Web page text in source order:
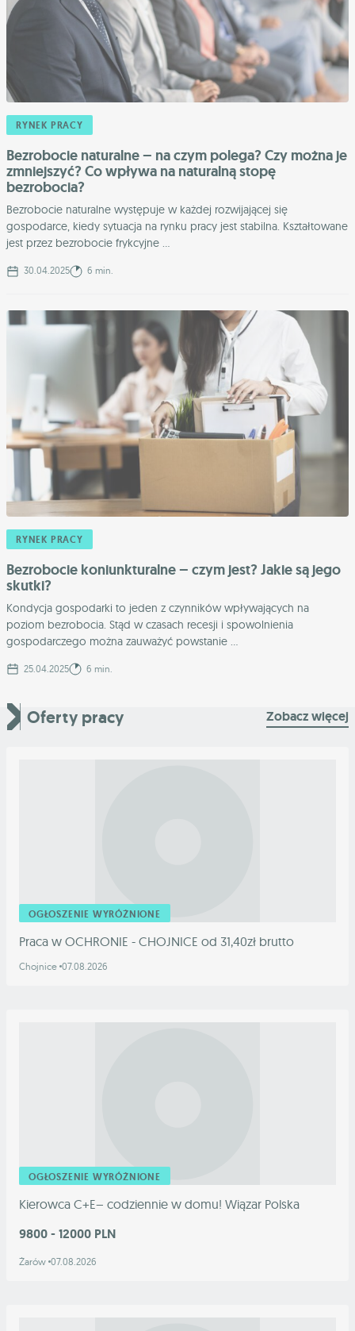
RYNEK PRACY
Bezrobocie naturalne – na czym polega? Czy można je
zmniejszyć? Co wpływa na naturalną stopę
bezrobocia?
Bezrobocie naturalne występuje w każdej rozwijającej się
gospodarce, kiedy sytuacja na rynku pracy jest stabilna. Kształtowane
jest przez bezrobocie frykcyjne ...
30.04.2025 6 min.
RYNEK PRACY
Bezrobocie koniunkturalne – czym jest? Jakie są jego
skutki?
Kondycja gospodarki to jeden z czynników wpływających na
poziom bezrobocia. Stąd w czasach recesji i spowolnienia
gospodarczego można zauważyć powstanie ...
25.04.2025 6 min.
Oferty pracy Zobacz więcej
OGŁOSZENIE WYRÓŻNIONE
Praca w OCHRONIE - CHOJNICE od 31,40zł brutto
Chojnice 07.08.2026
OGŁOSZENIE WYRÓŻNIONE
Kierowca C+E– codziennie w domu! Wiązar Polska
9800 - 12000 PLN
Żarów 07.08.2026